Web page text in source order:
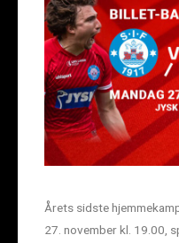
Årets sidste
27. november kl. 19.00,